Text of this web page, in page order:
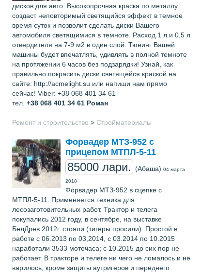
дисков для авто. Высокопрочная краска по металлу
создаст неповторимый светящийся эффект в темное
время суток и позволит сделать диски Вашего
автомобиля светящимися в темноте. Расход 1 л и 0,5 л
отвердителя на 7-9 м2 в один слой. Тюнинг Вашей
машины будет впечатлять, удивлять в полной темноте
на протяжении 6 часов без подзарядки! Узнай, как
правильно покрасить диски светящейся краской на
сайте: http://acmelight.su или напиши нам прямо
сейчас! Viber: +38 068 401 34 61
тел. +38 068 401 34 61 Роман
Ремонт и строительство > Стройматериалы
Форвадер МТЗ-952 с
прицепом МТПЛ-5-11
85000 лари. (Абаша) 04 марта
2018
Форвадер МТЗ-952 в сцепке с
МТПЛ-5-11. Применяется техника для
лесозаготовительных работ. Трактор и телега
покупались 2012 году, в сентябре, на выставке
БелДрев 2012г. стояли (тигеры просили). Простой в
работе с 06.2013 по 03,2014, с 03.2014 по 10.2015
наработали 3533 моточаса; с 10.2015 до сих пор не
работает. В тракторе и телеге ни чего не ломалось и не
варилось, кроме защиты аутригеров и переднего